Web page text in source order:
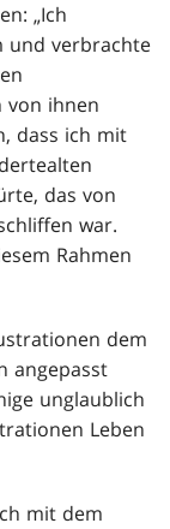
„Ich
und verbrachte
von ihnen
dass ich mit
das von
war.
Rahmen
dem
angepasst
unglaublich
Leben
mit dem